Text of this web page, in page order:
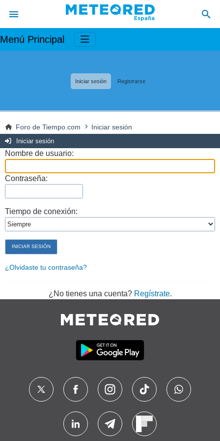
Menú Principal
Iniciar sesión Registrarse
Foro de Tiempo.com Iniciar sesión
Iniciar sesión
Nombre de usuario:
Contraseña:
Tiempo de conexión:
¿Olvidaste tu contraseña?
¿No tienes una cuenta? Regístrate.